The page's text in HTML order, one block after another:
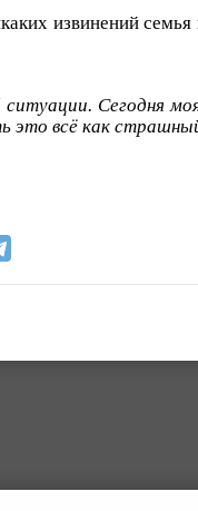
извинений
Сегодня
это всё как